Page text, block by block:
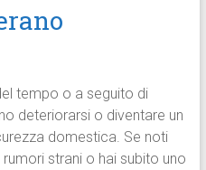
tempo o a seguito di
deteriorarsi o diventare un
domestica. Se noti
strani o hai subito uno